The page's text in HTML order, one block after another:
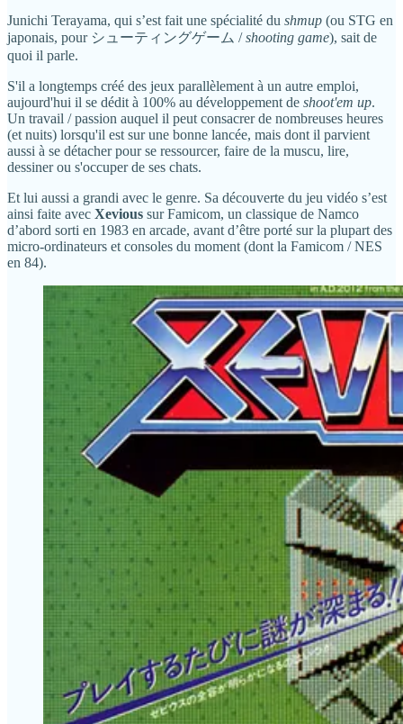
Junichi Terayama, qui s’est fait une spécialité du shmup (ou STG en
japonais, pour シューティングゲーム /shooting game), sait de
quoi il parle.
S'il a longtemps créé des jeux parallèlement à un autre emploi,
aujourd'hui il se dédit à 100% au développement de shoot'em up.
Un travail / passion auquel il peut consacrer de nombreuses heures
(et nuits) lorsqu'il est sur une bonne lancée, mais dont il parvient
aussi à se détacher pour se ressourcer, faire de la muscu, lire,
dessiner ou s'occuper de ses chats.
Et lui aussi a grandi avec le genre. Sa découverte du jeu vidéo s’est
ainsi faite avec Xevious sur Famicom, un classique de Namco
d’abord sorti en 1983 en arcade, avant d’être porté sur la plupart des
micro-ordinateurs et consoles du moment (dont la Famicom / NES
en 84).